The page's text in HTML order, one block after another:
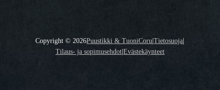
Copyright © 2026Puustikki & TuoniCoru|Tietosuoja|
Tilaus- ja sopimusehdot|Evästekäynteet